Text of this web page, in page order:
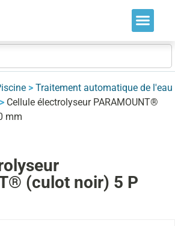
> Traitement automatique de l'eau
Cellule électrolyseur PARAMOUNT®
mm
(culot noir) 5 P